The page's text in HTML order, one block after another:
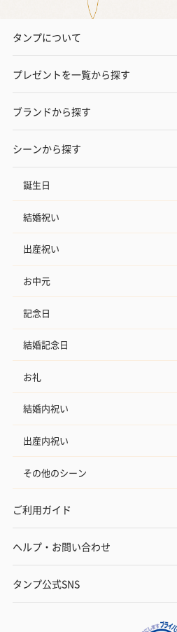
タンプについて
プレゼントを一覧から探す
ブランドから探す
シーンから探す
誕生日
結婚祝い
出産祝い
お中元
記念日
結婚記念日
お礼
結婚内祝い
出産内祝い
その他のシーン
ご利用ガイド
ヘルプ・お問い合わせ
タンプ公式SNS